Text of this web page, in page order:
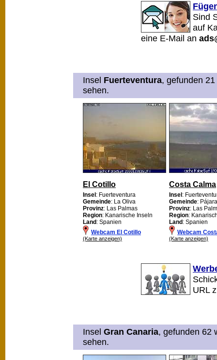
Sind
auf
eine E-Mail an
Insel Fuerteventura, gefunden
sehen.
El Cotillo
Insel: Fuerteventura
Gemeinde: La Oliva
Provinz: Las Palmas
Region: Kanarische Inseln
Land: Spanien
Webcam El Cotillo
(Karte anzeigen)
Costa Calma
Insel:
Gemeinde: Pájara
Provinz: Las
Region:
Land: Spanien
Webcam
(Karte anzeigen)
URL
Insel Gran Canaria, gefunden 62
sehen.